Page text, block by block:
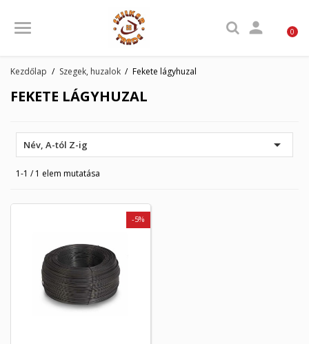
 0
Kezdőlap Szegek, huzalok Fekete lágyhuzal
FEKETE LÁGYHUZAL
Név, A-tól Z-ig 
1-1 / 1 elem mutatása
-5%